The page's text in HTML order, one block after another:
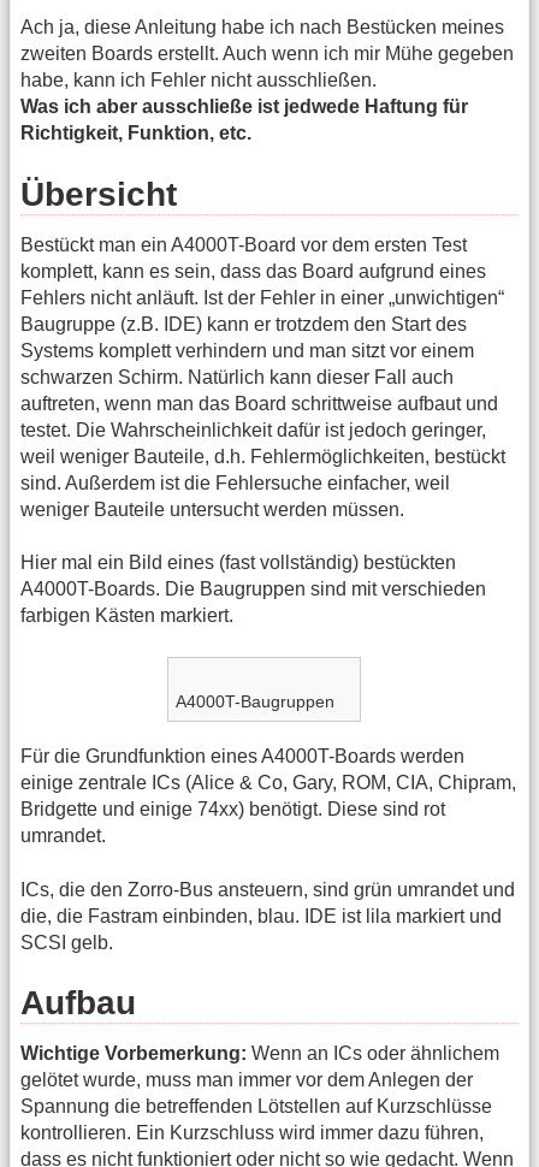
Ach ja, diese Anleitung habe ich nach Bestücken meines
zweiten Boards erstellt. Auch wenn ich mir Mühe gegeben
habe, kann ich Fehler nicht ausschließen.
Was ich aber ausschließe ist jedwede Haftung für
Richtigkeit, Funktion, etc.
Übersicht
Bestückt man ein A4000T-Board vor dem ersten Test
komplett, kann es sein, dass das Board aufgrund eines
Fehlers nicht anläuft. Ist der Fehler in einer „unwichtigen“
Baugruppe (z.B. IDE) kann er trotzdem den Start des
Systems komplett verhindern und man sitzt vor einem
schwarzen Schirm. Natürlich kann dieser Fall auch
auftreten, wenn man das Board schrittweise aufbaut und
testet. Die Wahrscheinlichkeit dafür ist jedoch geringer,
weil weniger Bauteile, d.h. Fehlermöglichkeiten, bestückt
sind. Außerdem ist die Fehlersuche einfacher, weil
weniger Bauteile untersucht werden müssen.
Hier mal ein Bild eines (fast vollständig) bestückten
A4000T-Boards. Die Baugruppen sind mit verschieden
farbigen Kästen markiert.
A4000T-Baugruppen
Für die Grundfunktion eines A4000T-Boards werden
einige zentrale ICs (Alice & Co, Gary, ROM, CIA, Chipram,
Bridgette und einige 74xx) benötigt. Diese sind rot
umrandet.
ICs, die den Zorro-Bus ansteuern, sind grün umrandet und
die, die Fastram einbinden, blau. IDE ist lila markiert und
SCSI gelb.
Aufbau
Wichtige Vorbemerkung: Wenn an ICs oder ähnlichem
gelötet wurde, muss man immer vor dem Anlegen der
Spannung die betreffenden Lötstellen auf Kurzschlüsse
kontrollieren. Ein Kurzschluss wird immer dazu führen,
dass es nicht funktioniert oder nicht so wie gedacht. Wenn